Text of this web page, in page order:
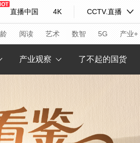
直播中国 4K CCTV.直播
阅读 艺术 数智 5G 产业+
人物 公益 图片
央视网评 光华锐评 锋面
产业观察 了不起的国货